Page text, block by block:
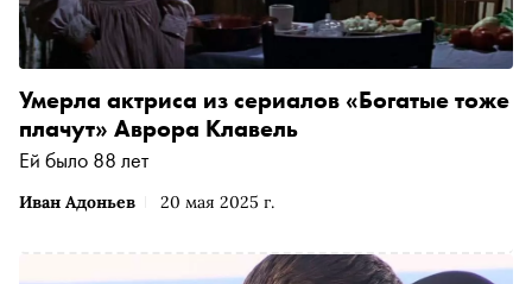
Иван Адоньев 20 мая 2025 г.
Умерла актриса из сериалов «Богатые тоже
плачут» Аврора Клавель
Ей было 88 лет